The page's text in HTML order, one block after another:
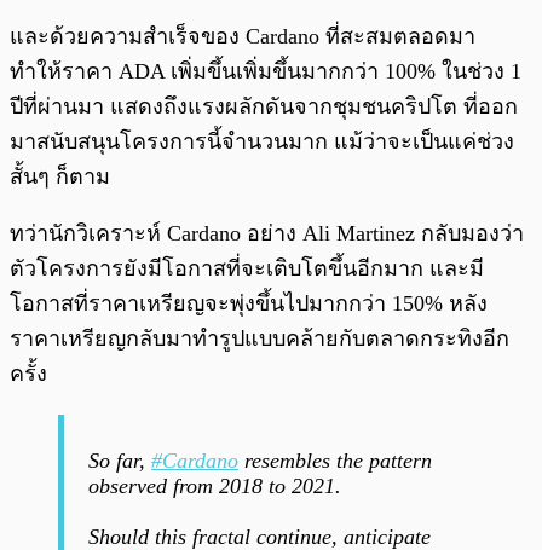
และด้วยความสำเร็จของ Cardano ที่สะสมตลอดมา
ทำให้ราคา ADA เพิ่มขึ้นเพิ่มขึ้นมากกว่า 100% ในช่วง 1
ปีที่ผ่านมา แสดงถึงแรงผลักดันจากชุมชนคริปโต ที่ออก
มาสนับสนุนโครงการนี้จำนวนมาก แม้ว่าจะเป็นแค่ช่วง
สั้นๆ ก็ตาม
ทว่านักวิเคราะห์ Cardano อย่าง Ali Martinez กลับมองว่า
ตัวโครงการยังมีโอกาสที่จะเติบโตขึ้นอีกมาก และมี
โอกาสที่ราคาเหรียญจะพุ่งขึ้นไปมากกว่า 150% หลัง
ราคาเหรียญกลับมาทำรูปแบบคล้ายกับตลาดกระทิงอีก
ครั้ง
So far, #Cardano resembles the pattern
observed from 2018 to 2021.
Should this fractal continue, anticipate